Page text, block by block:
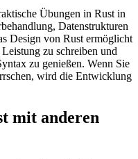
Übungen in Rust in
Datenstrukturen
Design von Rust ermöglicht
zu schreiben und
zu genießen. Wenn Sie
wird die Entwicklung
mit anderen